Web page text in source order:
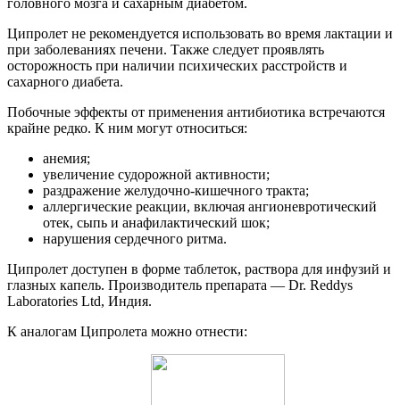
Ципролет не рекомендуется использовать во время лактации и
при заболеваниях печени. Также следует проявлять
осторожность при наличии психических расстройств и
сахарного диабета.
Побочные эффекты от применения антибиотика встречаются
крайне редко. К ним могут относиться:
анемия;
увеличение судорожной активности;
раздражение желудочно-кишечного тракта;
аллергические реакции, включая ангионевротический
отек, сыпь и анафилактический шок;
нарушения сердечного ритма.
Ципролет доступен в форме таблеток, раствора для инфузий и
глазных капель. Производитель препарата — Dr. Reddys
Laboratories Ltd, Индия.
К аналогам Ципролета можно отнести: